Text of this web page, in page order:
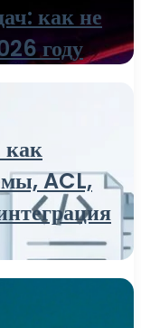
как не
году
ACL,